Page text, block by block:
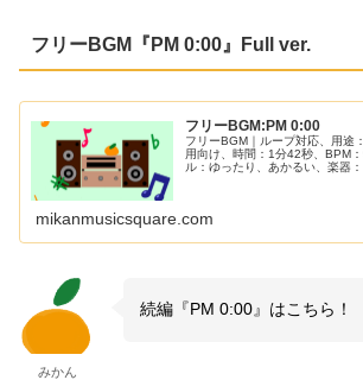
フリーBGM『PM 0:00』Full ver.
フリーBGM:PM 0:00
フリーBGM｜ループ対応、用途
用向け、時間：1分42秒、BPM
ル：ゆったり、あかるい、楽器
mikanmusicsquare.com
みかん
続編『PM 0:00』はこちら！